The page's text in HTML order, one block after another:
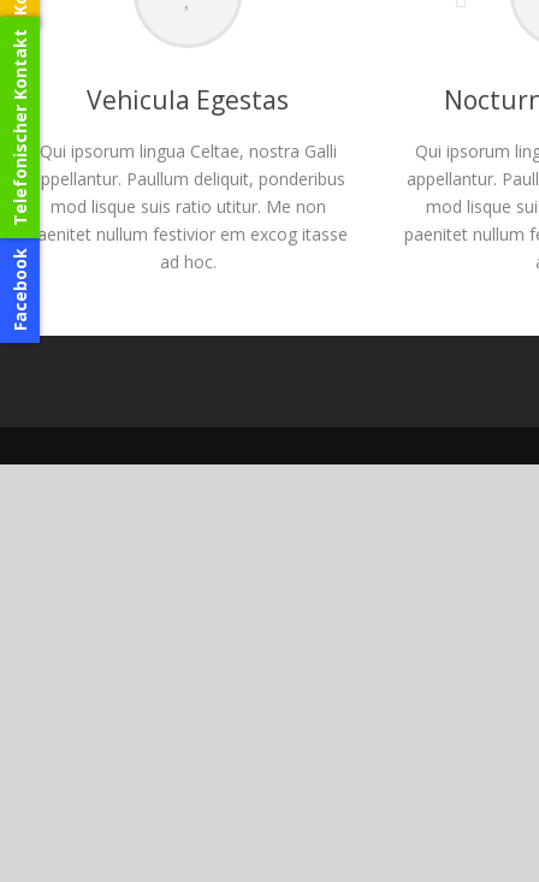
Vehicula Egestas
Qui ipsorum lingua Celtae, nostra Galli
appellantur. Paullum deliquit, ponderibus
mod lisque suis ratio utitur. Me non
paenitet nullum festivior em excog itasse
ad hoc.
Qui ipsorum
appellantur.
mod lisque
paenitet nullum
Facebook
Telefonischer Kontakt